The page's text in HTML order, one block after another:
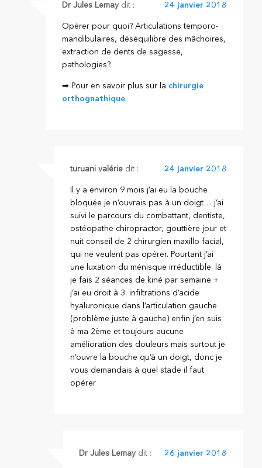
Dr Jules Lemay dit : 24 janvier 2018
Opérer pour quoi? Articulations temporo-
mandibulaires, déséquilibre des mâchoires,
extraction de dents de sagesse,
pathologies?
➡ Pour en savoir plus sur la chirurgie
orthognathique.
turuani valérie dit : 24 janvier 2018
Il y a environ 9 mois j’ai eu la bouche
bloquée je n’ouvrais pas à un doigt… j’ai
suivi le parcours du combattant, dentiste,
ostéopathe chiropractor, gouttière jour et
nuit conseil de 2 chirurgien maxillo facial,
qui ne veulent pas opérer. Pourtant j’ai
une luxation du ménisque irréductible. là
je fais 2 séances de kiné par semaine +
j’ai eu droit à 3. infiltrations d’acide
hyaluronique dans l’articulation gauche
(problème juste à gauche) enfin j’en suis
à ma 2ème et toujours aucune
amélioration des douleurs mais surtout je
n’ouvre la bouche qu’à un doigt, donc je
vous demandais à quel stade il faut
opérer
Dr Jules Lemay dit : 26 janvier 2018